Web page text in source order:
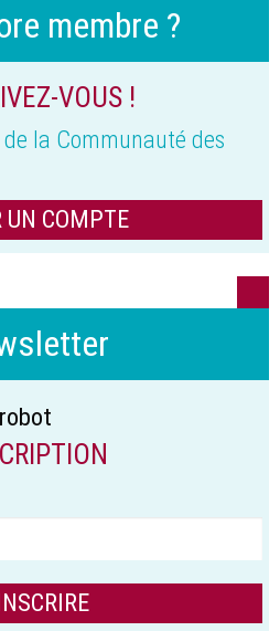
membre ?
VOUS !
la Communauté des
UN COMPTE